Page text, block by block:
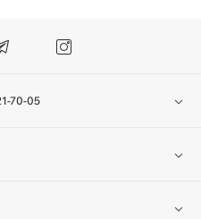
70-05